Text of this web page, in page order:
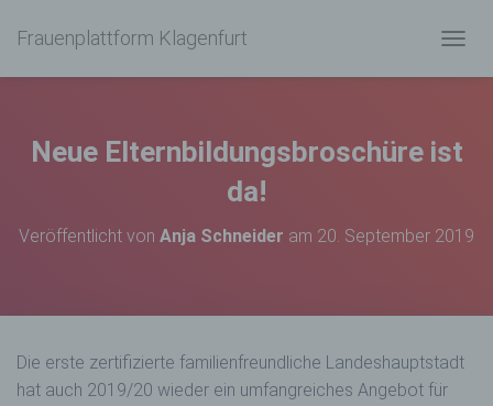
Frauenplattform Klagenfurt
A
G
A
N
A
Neue Elternbildungsbroschüre ist
da!
Veröffentlicht von Anja Schneider am 20. September 2019
Die erste zertifizierte familienfreundliche Landeshauptstadt
hat auch 2019/20 wieder ein umfangreiches Angebot für